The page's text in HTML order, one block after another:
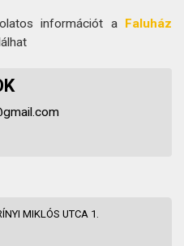
információt a Faluház
MIKLÓS UTCA 1.